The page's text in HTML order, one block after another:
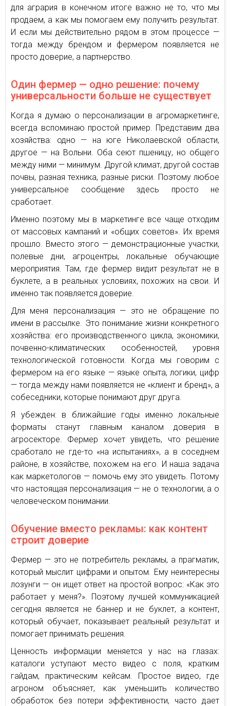
для агрария в конечном итоге важно не то, что мы
продаем, а как мы помогаем ему получить результат.
И если мы действительно рядом в этом процессе —
тогда между брендом и фермером появляется не
просто доверие, а партнерство.
Один фермер — одно решение: почему
универсальности больше не существует
Когда я думаю о персонализации в агромаркетинге,
всегда вспоминаю простой пример. Представим два
хозяйства: одно — на юге Николаевской области,
другое — на Волыни. Оба сеют пшеницу, но общего
между ними — минимум. Другой климат, другой состав
почвы, разная техника, разные риски. Поэтому любое
универсальное сообщение здесь просто не
сработает.
Именно поэтому мы в маркетинге все чаще отходим
от массовых кампаний и «общих советов». Их время
прошло. Вместо этого — демонстрационные участки,
полевые дни, агроцентры, локальные обучающие
мероприятия. Там, где фермер видит результат не в
буклете, а в реальных условиях, похожих на свои. И
именно так появляется доверие.
Для меня персонализация — это не обращение по
имени в рассылке. Это понимание жизни конкретного
хозяйства: его производственного цикла, экономики,
почвенно-климатических особенностей, уровня
технологической готовности. Когда мы говорим с
фермером на его языке — языке опыта, логики, цифр
— тогда между нами появляется не «клиент и бренд», а
собеседники, которые понимают друг друга.
Я убежден: в ближайшие годы именно локальные
форматы станут главным каналом доверия в
агросекторе. Фермер хочет увидеть, что решение
сработало не где-то «на испытаниях», а в соседнем
районе, в хозяйстве, похожем на его. И наша задача
как маркетологов — помочь ему это увидеть. Потому
что настоящая персонализация — не о технологии, а о
человеческом понимании.
Обучение вместо рекламы: как контент
строит доверие
Фермер — это не потребитель рекламы, а прагматик,
который мыслит цифрами и опытом. Ему неинтересны
лозунги — он ищет ответ на простой вопрос: «Как это
работает у меня?». Поэтому лучшей коммуникацией
сегодня является не баннер и не буклет, а контент,
который обучает, показывает реальный результат и
помогает принимать решения.
Ценность информации меняется у нас на глазах:
каталоги уступают место видео с поля, кратким
гайдам, практическим кейсам. Простое видео, где
агроном объясняет, как уменьшить количество
обработок без потери эффективности, часто дает